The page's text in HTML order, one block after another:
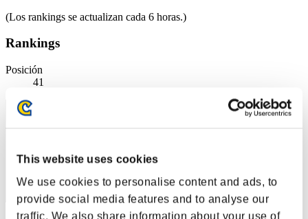
This website uses cookies
We use cookies to personalise content and ads, to
provide social media features and to analyse our
traffic. We also share information about your use of
(Los rankings se actualizan cada 6 horas.)
Rankings
Posición
41